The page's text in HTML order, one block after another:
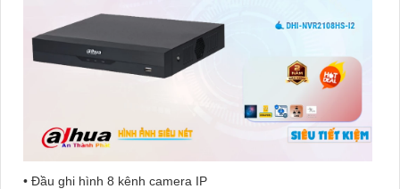
• Đầu ghi hình 8 kênh camera IP